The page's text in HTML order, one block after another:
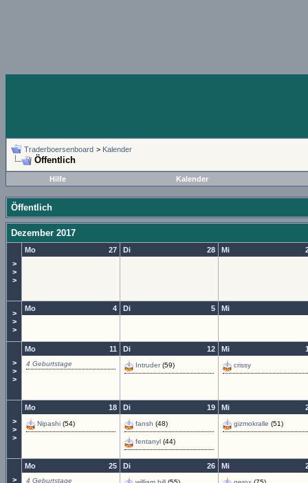
Traderboersenboard > Kalender
Öffentlich
Hilfe Kalender
Öffentlich
Dezember 2017
>
>
>
27
Mo 28
Di Mi
>
>
>
4
Mo 5
Di Mi
>
>
>
11
Mo
4 Geburtstage
12
Di
Intruder(59)
Mi
crissy
>
>
>
18
Mo
Nipashi (54)
19
Di
fansh (48)
fentanyl (44)
Mi
gizmokralle (51)
>
25
Mo
4 Geburtstage
26
Di Mi